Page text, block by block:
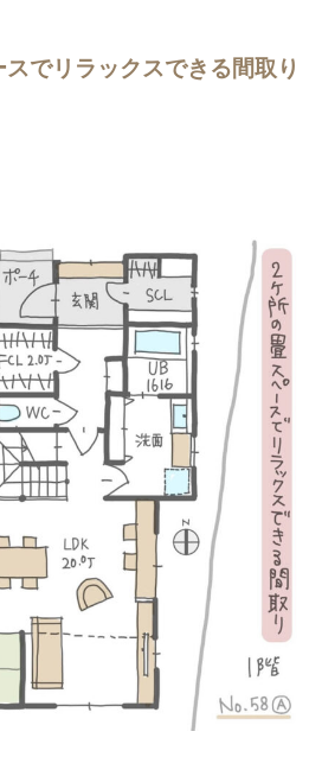
スでリラックスできる間取り